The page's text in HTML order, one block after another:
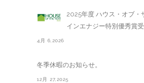
2025年度 ハウス・オブ・
インエナジー特別優秀賞
4月 6,2026
冬季休暇のお知らせ。
12月 27,2025